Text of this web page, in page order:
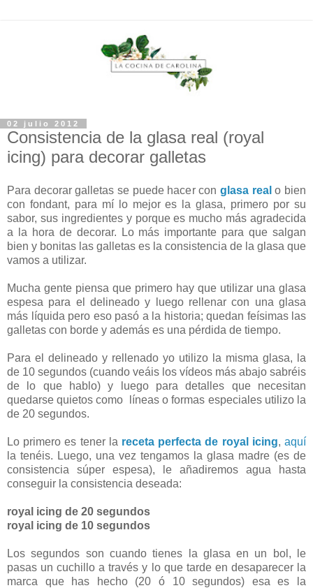
02 julio 2012
Consistencia de la glasa real (royal
icing) para decorar galletas
Para decorar galletas se puede hacer con glasa real o bien
con fondant, para mí lo mejor es la glasa, primero por su
sabor, sus ingredientes y porque es mucho más agradecida
a la hora de decorar. Lo más importante para que salgan
bien y bonitas las galletas es la consistencia de la glasa que
vamos a utilizar.
Mucha gente piensa que primero hay que utilizar una glasa
espesa para el delineado y luego rellenar con una glasa
más líquida pero eso pasó a la historia; quedan feísimas las
galletas con borde y además es una pérdida de tiempo.
Para el delineado y rellenado yo utilizo la misma glasa, la
de 10 segundos (cuando veáis los vídeos más abajo sabréis
de lo que hablo) y luego para detalles que necesitan
quedarse quietos como líneas o formas especiales utilizo la
de 20 segundos.
Lo primero es tener la receta perfecta de royal icing,aquí
la tenéis. Luego, una vez tengamos la glasa madre (es de
consistencia súper espesa), le añadiremos agua hasta
conseguir la consistencia deseada:
royal icing de 20 segundos
royal icing de 10 segundos
Los segundos son cuando tienes la glasa en un bol, le
pasas un cuchillo a través y lo que tarde en desaparecer la
marca que has hecho (20 ó 10 segundos) esa es la